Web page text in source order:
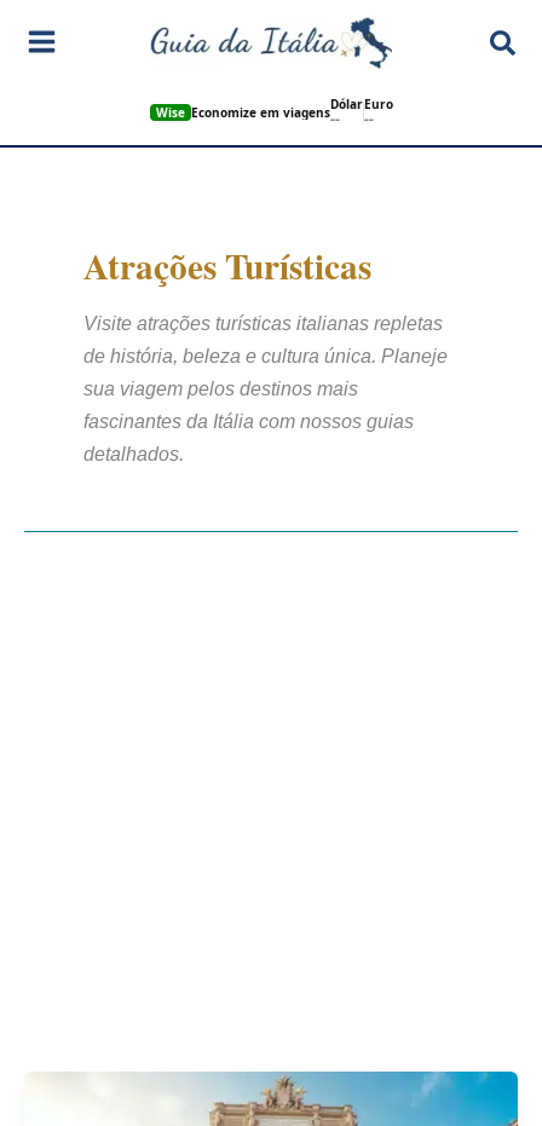
para
Wise Economize em viagensDólar
--
Euro
--
Atrações Turísticas
Visite atrações turísticas italianas repletas
de história, beleza e cultura única. Planeje
sua viagem pelos destinos mais
fascinantes da Itália com nossos guias
detalhados.